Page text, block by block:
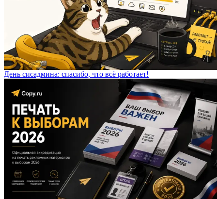
День сисадмина: спасибо, что всё работает!